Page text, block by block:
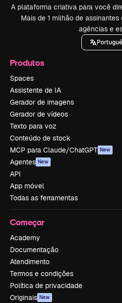
A plataforma criativa para você
Mais de 1 milhão de
agências e
Produtos
Spaces
Assistente de IA
Gerador de imagens
Gerador de vídeos
Texto para voz
Conteúdo de stock
MCP para Claude/ChatGPT New
Agentes New
API
App móvel
Todas as ferramentas
Começar
Academy
Documentação
Atendimento
Termos e condições
Política de privacidade
Originais New